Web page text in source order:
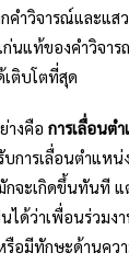
คำวิจารณ์และแ
ก่นแท้ของคำวิจา
เติบโตที่สุด
างคือ การเลื่อนต
การเลื่อนตำแห
กจะเกิดขึ้นทันที
นได้ว่าเพื่อนร่วม
รือมีทักษะด้านค